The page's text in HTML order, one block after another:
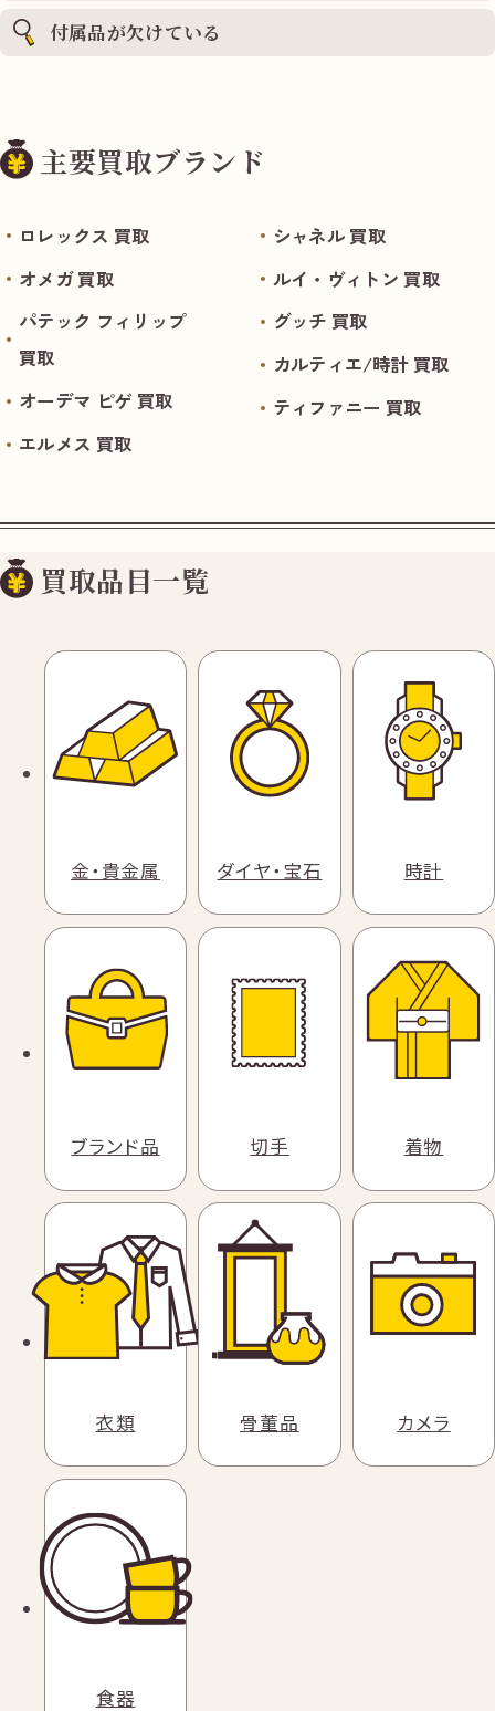
付属品が欠けている
主要買取ブランド
ロレックス 買取
オメガ 買取
パテック フィリップ
買取
オーデマ ピゲ 買取
エルメス 買取
シャネル 買取
ルイ・ヴィトン 買取
グッチ 買取
カルティエ/時計 買取
ティファニー 買取
買取品目一覧
金・貴金属 ダイヤ・宝石 時計
ブランド品 切手 着物
衣類 骨董品 カメラ
食器